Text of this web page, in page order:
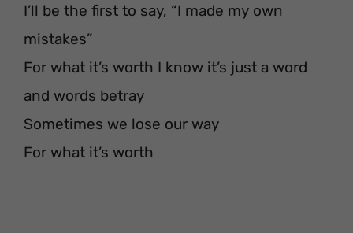
I’ll be the first to say, “I made my own
mistakes”
For what it’s worth I know it’s just a word
and words betray
Sometimes we lose our way
For what it’s worth